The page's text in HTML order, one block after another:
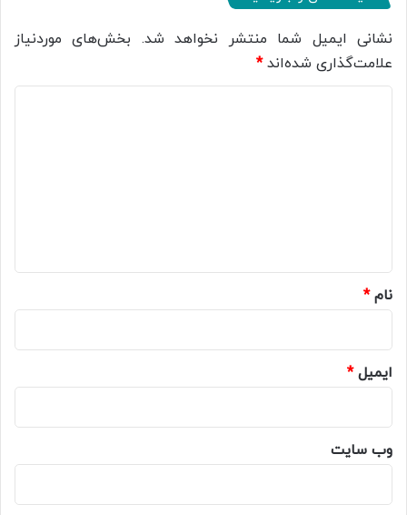
نشانی ایمیل شما منتشر نخواهد شد. بخش‌های موردنیاز
علامت‌گذاری شده‌اند*
نام*
ایمیل*
وب‌ سایت